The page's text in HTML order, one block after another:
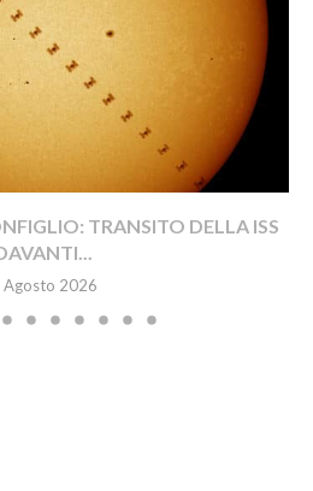
TRANSITO DELLA ISS
Agosto 2026